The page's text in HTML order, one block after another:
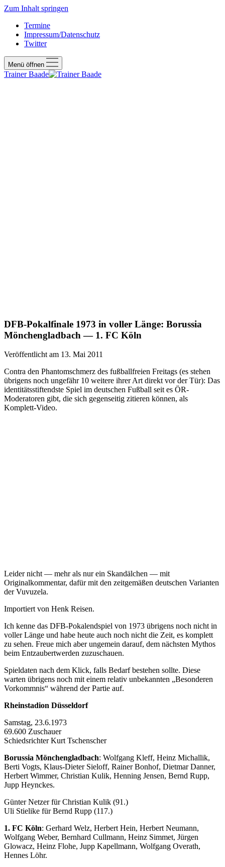
Zum Inhalt springen
Termine
Impressum/Datenschutz
Twitter
Menü öffnen
Trainer Baade
DFB-Pokalfinale 1973 in voller Länge: Borussia
Mönchengladbach — 1. FC Köln
Veröffentlicht am 13. Mai 2011
Contra den Phantomschmerz des fußballfreien Freitags (es stehen
übrigens noch ungefähr 10 weitere ihrer Art direkt vor der Tür): Das
identitätsstiftendste Spiel im deutschen Fußball seit es ÖR-
Moderatoren gibt, die sich gegenseitig zitieren können, als
Komplett-Video.
Leider nicht — mehr als nur ein Skandälchen — mit
Originalkommentar, dafür mit den zeitgemäßen deutschen Varianten
der Vuvuzela.
Importiert von Henk Reisen.
Ich kenne das DFB-Pokalendspiel von 1973 übrigens noch nicht in
voller Länge und habe heute auch noch nicht die Zeit, es komplett
zu sehen. Freue mich aber ungemein darauf, dem nächsten Mythos
beim Entzaubertwerden zuzuschauen.
Spieldaten nach dem Klick, falls Bedarf bestehen sollte. Diese
warten übrigens noch mit einem relativ unbekannten „Besonderen
Vorkommnis“ während der Partie auf.
Rheinstadion Düsseldorf
Samstag, 23.6.1973
69.600 Zuschauer
Schiedsrichter Kurt Tschenscher
Borussia Mönchengladbach: Wolfgang Kleff, Heinz Michallik,
Berti Vogts, Klaus-Dieter Sieloff, Rainer Bonhof, Dietmar Danner,
Herbert Wimmer, Christian Kulik, Henning Jensen, Bernd Rupp,
Jupp Heynckes.
Günter Netzer für Christian Kulik (91.)
Uli Stielike für Bernd Rupp (117.)
1. FC Köln: Gerhard Welz, Herbert Hein, Herbert Neumann,
Wolfgang Weber, Bernhard Cullmann, Heinz Simmet, Jürgen
Glowacz, Heinz Flohe, Jupp Kapellmann, Wolfgang Overath,
Hennes Löhr.